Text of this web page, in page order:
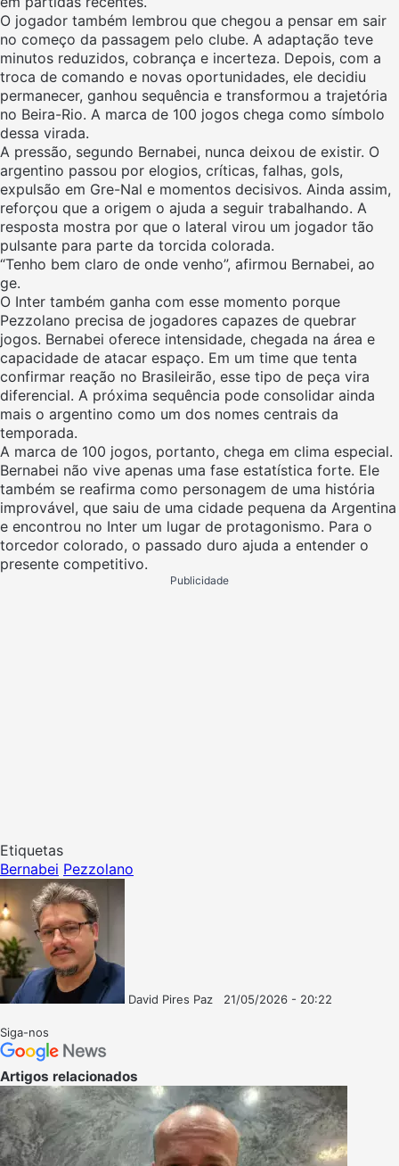
O jogador também lembrou que chegou a pensar em sair
no começo da passagem pelo clube. A adaptação teve
minutos reduzidos, cobrança e incerteza. Depois, com a
troca de comando e novas oportunidades, ele decidiu
permanecer, ganhou sequência e transformou a trajetória
no Beira-Rio. A marca de 100 jogos chega como símbolo
dessa virada.
A pressão, segundo Bernabei, nunca deixou de existir. O
argentino passou por elogios, críticas, falhas, gols,
expulsão em Gre-Nal e momentos decisivos. Ainda assim,
reforçou que a origem o ajuda a seguir trabalhando. A
resposta mostra por que o lateral virou um jogador tão
pulsante para parte da torcida colorada.
“Tenho bem claro de onde venho”, afirmou Bernabei, ao
ge.
O Inter também ganha com esse momento porque
Pezzolano precisa de jogadores capazes de quebrar
jogos. Bernabei oferece intensidade, chegada na área e
capacidade de atacar espaço. Em um time que tenta
confirmar reação no Brasileirão, esse tipo de peça vira
diferencial. A próxima sequência pode consolidar ainda
mais o argentino como um dos nomes centrais da
temporada.
A marca de 100 jogos, portanto, chega em clima especial.
Bernabei não vive apenas uma fase estatística forte. Ele
também se reafirma como personagem de uma história
improvável, que saiu de uma cidade pequena da Argentina
e encontrou no Inter um lugar de protagonismo. Para o
torcedor colorado, o passado duro ajuda a entender o
presente competitivo.
Publicidade
Etiquetas
Bernabei Pezzolano
David Pires Paz
21/05/2026 - 20:22
Siga-nos
Artigos relacionados